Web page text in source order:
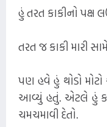
હું તરત કાકીનો પક્ષ
તરત જ કાકી મારી
પણ હવે હું થોડો
આવ્યું હતું. એટલે હું
ચમચમાવી દેતો.